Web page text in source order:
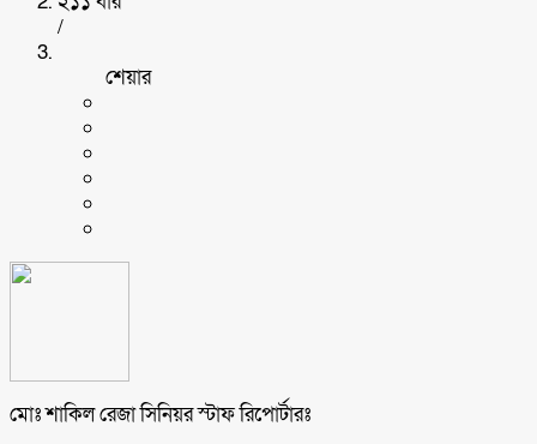
/
শেয়ার
মোঃ শাকিল রেজা সিনিয়র স্টাফ রিপোর্টারঃ